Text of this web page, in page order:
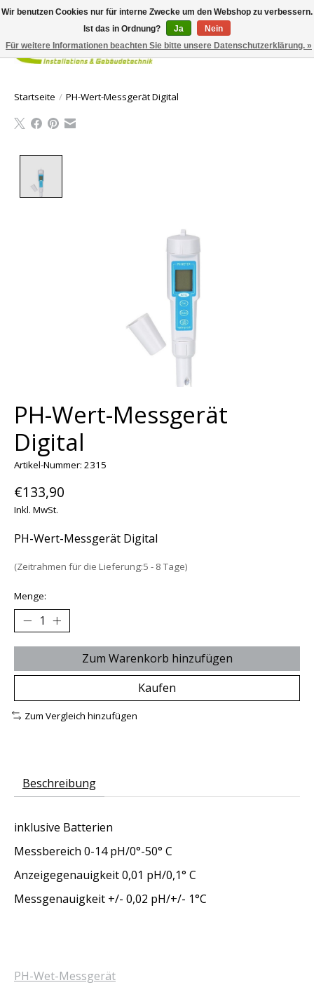
Ihr
Startseite / PH-Wert-Messgerät Digital
PH-Wert-Messgerät
Digital
Artikel-Nummer: 2315
€133,90
Inkl. MwSt.
PH-Wert-Messgerät Digital
(Zeitrahmen für die Lieferung:5 - 8 Tage)
Menge:
Zum Warenkorb hinzufügen
Kaufen
Zum Vergleich hinzufügen
Beschreibung
inklusive Batterien
Messbereich 0-14 pH/0°-50° C
Anzeigegenauigkeit 0,01 pH/0,1° C
Messgenauigkeit +/- 0,02 pH/+/- 1°C
PH-Wet-Messgerät
Wir benutzen Cookies nur für interne Zwecke um den Webshop zu verbessern.
Ist das in Ordnung?
Ja
Nein
Für weitere Informationen beachten Sie bitte unsere Datenschutzerklärung. »